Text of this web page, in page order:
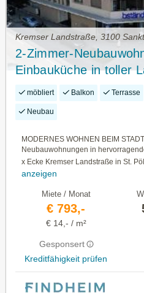
Kremser Landstraße, 3100
2-Zimmer-
Einbauküche in toller
möbliert Balkon Terrasse
Neubau
MODERNES WOHNEN BEIM
Neubauwohnungen in
x Ecke Kremser Landstraße in St.
anzeigen
Miete / Monat
€ 793,-
€ 14,- / m²
Gesponsert
Kreditfähigkeit prüfen